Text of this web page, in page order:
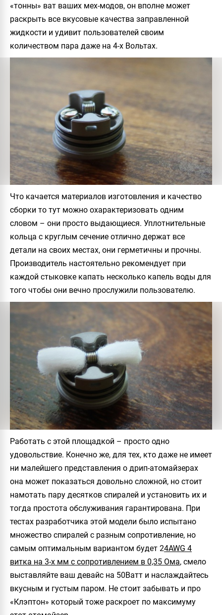
«тонны» ват ваших мех-модов, он вполне может
раскрыть все вкусовые качества заправленной
жидкости и удивит пользователей своим
количеством пара даже на 4-х Вольтах.
Что качается материалов изготовления и качество
сборки то тут можно охарактеризовать одним
словом – они просто выдающиеся. Уплотнительные
кольца с круглым сечение отлично держат все
детали на своих местах, они герметичны и прочны.
Производитель настоятельно рекомендует при
каждой стыковке капать несколько капель воды для
того чтобы они вечно прослужили пользователю.
Работать с этой площадкой – просто одно
удовольствие. Конечно же, для тех, кто даже не имеет
ни малейшего представления о дрип-атомайзерах
она может показаться довольно сложной, но стоит
намотать пару десятков спиралей и установить их и
тогда простота обслуживания гарантирована. При
тестах разработчика этой модели было испытано
множество спиралей с разным сопротивление, но
самым оптимальным вариантом будет 24AWG 4
витка на 3-х мм с сопротивлением в 0,35 Ома, смело
выставляйте ваш девайс на 50Ватт и наслаждайтесь
вкусным и густым паром. Не стоит забывать и про
«Клэптон» который тоже раскроет по максимуму